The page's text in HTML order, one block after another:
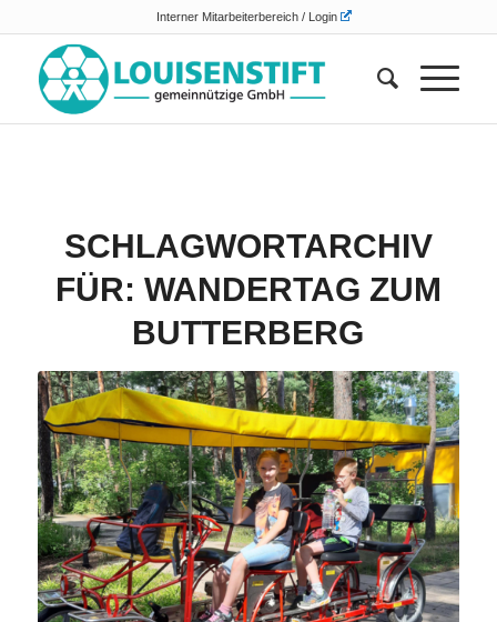
Interner Mitarbeiterbereich / Login
SCHLAGWORTARCHIV
FÜR: WANDERTAG ZUM
BUTTERBERG